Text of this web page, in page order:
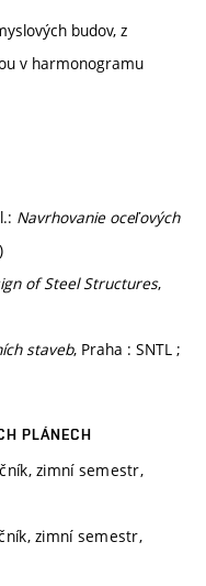
budov, z
v harmonogramu
Navrhovanie oceľových
of Steel Structures,
staveb, Praha : SNTL ;
PLÁNECH
zimní semestr,
zimní semestr,